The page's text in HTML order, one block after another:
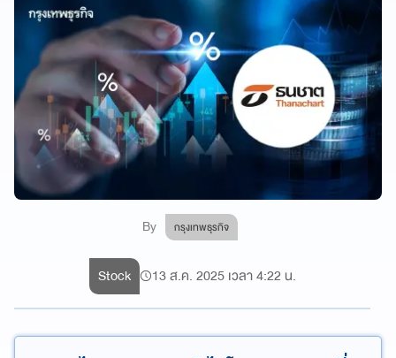
By กรุงเทพธุรกิจ
Stock 13 ส.ค. 2025 เวลา 4:22 น.